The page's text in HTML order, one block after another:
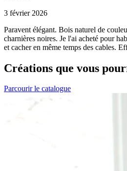
3 février 2026
Paravent élégant. Bois naturel de
charnières noires. Je l'ai acheté pour
et cacher en même temps des cables.
Créations que vous
Parcourir le catalogue